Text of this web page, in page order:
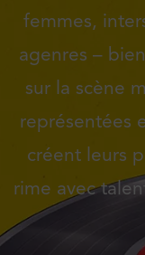
femmes,
agenres –
sur la scène
représentées
créent leurs
rime avec